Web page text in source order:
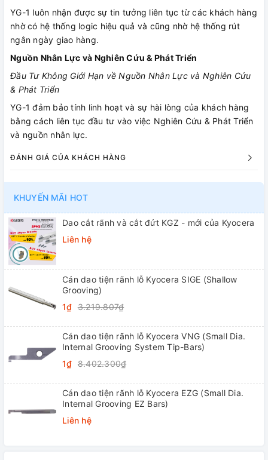
YG-1 luôn nhận được sự tin tưởng liên tục từ các khách hàng
nhờ có hệ thống logic hiệu quả và cũng nhờ hệ thống rút
ngắn ngày giao hàng.
Nguồn Nhân Lực và Nghiên Cứu & Phát Triển
Đầu Tư Không Giới Hạn về Nguồn Nhân Lực và Nghiên Cứu
& Phát Triển
YG-1 đảm bảo tính linh hoạt và sự hài lòng của khách hàng
bằng cách liên tục đầu tư vào việc Nghiên Cứu & Phát Triển
và nguồn nhân lực.
ĐÁNH GIÁ CỦA KHÁCH HÀNG
KHUYẾN MÃI HOT
Dao cắt rãnh và cắt đứt KGZ - mới của Kyocera
Liên hệ
Cán dao tiện rãnh lỗ Kyocera SIGE (Shallow
Grooving)
1₫ 3.219.807₫
Cán dao tiện rãnh lỗ Kyocera VNG (Small Dia.
Internal Grooving System Tip-Bars)
1₫ 8.402.300₫
Cán dao tiện rãnh lỗ Kyocera EZG (Small Dia.
Internal Grooving EZ Bars)
Liên hệ